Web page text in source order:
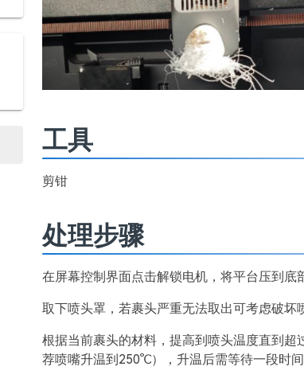
工具
剪钳
处理步骤
在屏幕控制界面点击解锁电机，将平台压到底
取下喷头罩，若裹头严重无法取出可考虑破坏
根据当前裹头的材料，提高到喷头温度直到
荐喷嘴升温到250℃），升温后需等待一段时间